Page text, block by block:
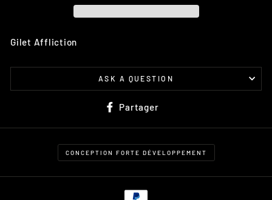
Gilet Affliction
ASK A QUESTION
Partager
Facebook
CONCEPTION FORTE DÉVELOPPEMENT